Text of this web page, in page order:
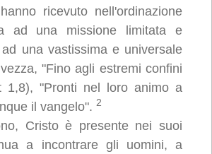
cookie.
saperne di
clicca qui:
ricevuto nell'ordinazione
ad una missione limitata e
una vastissima e universale
"Fino agli estremi confini
1,8), "Pronti nel loro animo a
il vangelo". 2
Cristo è presente nei suoi
a incontrare gli uomini, a